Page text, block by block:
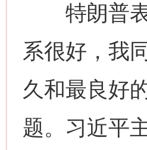
特朗普表
系很好，我
久和最良好
题。习近平